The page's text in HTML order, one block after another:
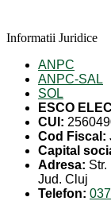
Informatii Juridice
ANPC
ANPC-SAL
SOL
ESCO
CUI:
Cod Fiscal:
Capital
Adresa:
Jud. Cluj
Telefon: